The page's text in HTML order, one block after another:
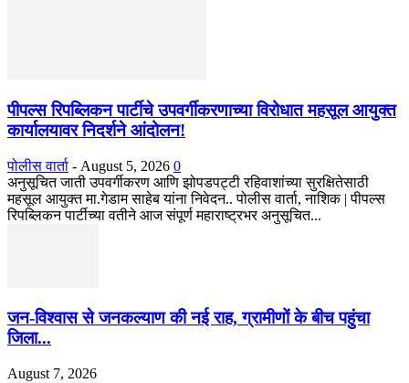
पीपल्स रिपब्लिकन पार्टीचे उपवर्गीकरणाच्या विरोधात महसूल आयुक्त
कार्यालयावर निदर्शने आंदोलन!
पोलीस वार्ता - August 5, 2026 0
अनुसूचित जाती उपवर्गीकरण आणि झोपडपट्टी रहिवाशांच्या सुरक्षितेसाठी
महसूल आयुक्त मा.गेडाम साहेब यांना निवेदन.. पोलीस वार्ता, नाशिक | पीपल्स
रिपब्लिकन पार्टीच्या वतीने आज संपूर्ण महाराष्ट्रभर अनुसूचित...
जन-विश्वास से जनकल्याण की नई राह, ग्रामीणों के बीच पहुंचा
जिला...
August 7, 2026